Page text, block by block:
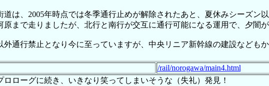
道は、2005年時点では冬季通行止めが解除されたあと、夏休みシーズン
原まで走りましたが、北行と南行が交互に通行可能になる運用で、夕闇
外通行禁止となり今に至っていますが、中央リニア新幹線の建設なども
/rail/norogawa/main4.html
ロローグに続き、いきなり笑ってしまいそうな（失礼）発見！